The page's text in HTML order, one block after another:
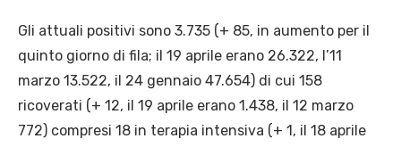
Gli attuali positivi sono 3.735 (+ 85, in aumento per il
quinto giorno di fila; il 19 aprile erano 26.322, l’11
marzo 13.522, il 24 gennaio 47.654) di cui 158
ricoverati (+ 12, il 19 aprile erano 1.438, il 12 marzo
772) compresi 18 in terapia intensiva (+ 1, il 18 aprile